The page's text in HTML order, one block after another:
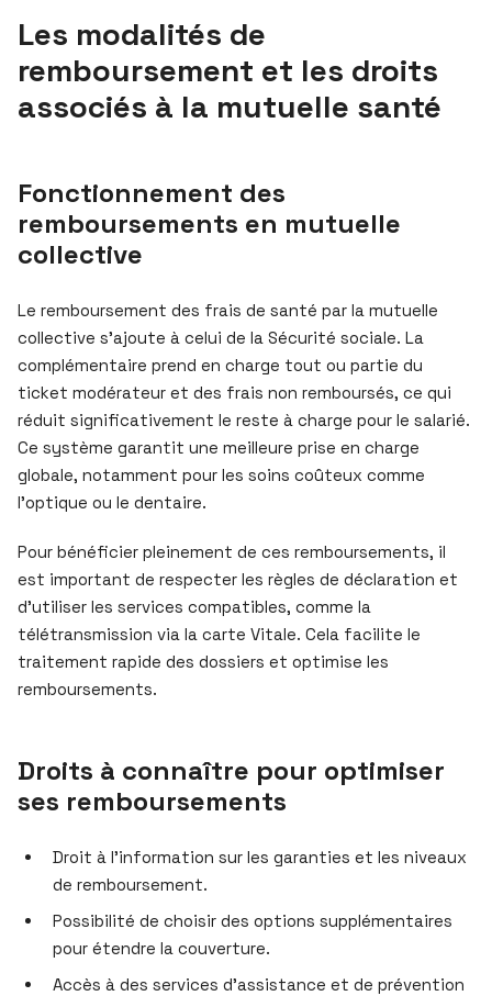
Les modalités de
remboursement et les droits
associés à la mutuelle santé
Fonctionnement des
remboursements en mutuelle
collective
Le remboursement des frais de santé par la mutuelle
collective s’ajoute à celui de la Sécurité sociale. La
complémentaire prend en charge tout ou partie du
ticket modérateur et des frais non remboursés, ce qui
réduit significativement le reste à charge pour le salarié.
Ce système garantit une meilleure prise en charge
globale, notamment pour les soins coûteux comme
l’optique ou le dentaire.
Pour bénéficier pleinement de ces remboursements, il
est important de respecter les règles de déclaration et
d’utiliser les services compatibles, comme la
télétransmission via la carte Vitale. Cela facilite le
traitement rapide des dossiers et optimise les
remboursements.
Droits à connaître pour optimiser
ses remboursements
Droit à l’information sur les garanties et les niveaux
de remboursement.
Possibilité de choisir des options supplémentaires
pour étendre la couverture.
Accès à des services d’assistance et de prévention